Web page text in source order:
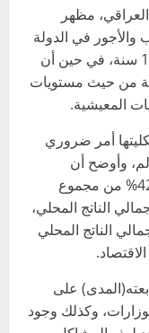
مظهر
في الدولة
العراقية أجري سنة 2008 أي قبل نحو 14 سنة، في حين أن
من حيث مستويات
المعيشية.
أمر ضروري
وأوضح أن
الرواتب الحالية لموظفي الدولة تشكل 42% من مجموع
يشكل 50% من إجمالي الناتج المحلي،
تشكل 20% من إجمالي الناتج المحلي
على
وكذلك وجود